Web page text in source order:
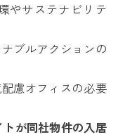
やサステナビリテ
ブルアクションの
慮オフィスの必要
が同社物件の入居